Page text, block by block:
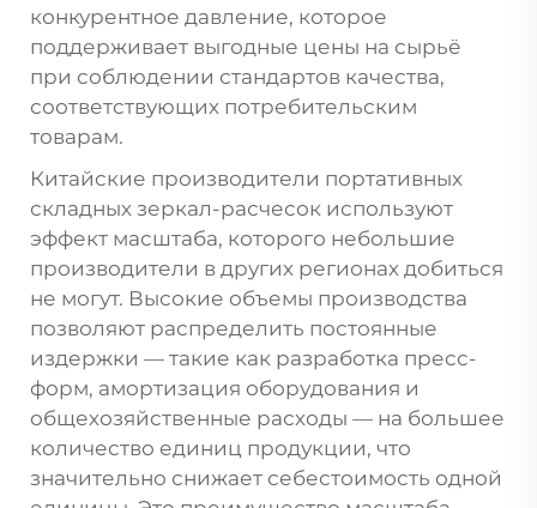
конкурентное давление, которое
поддерживает выгодные цены на сырьё
при соблюдении стандартов качества,
соответствующих потребительским
товарам.
Китайские производители портативных
складных зеркал-расчесок используют
эффект масштаба, которого небольшие
производители в других регионах добиться
не могут. Высокие объемы производства
позволяют распределить постоянные
издержки — такие как разработка пресс-
форм, амортизация оборудования и
общехозяйственные расходы — на большее
количество единиц продукции, что
значительно снижает себестоимость одной